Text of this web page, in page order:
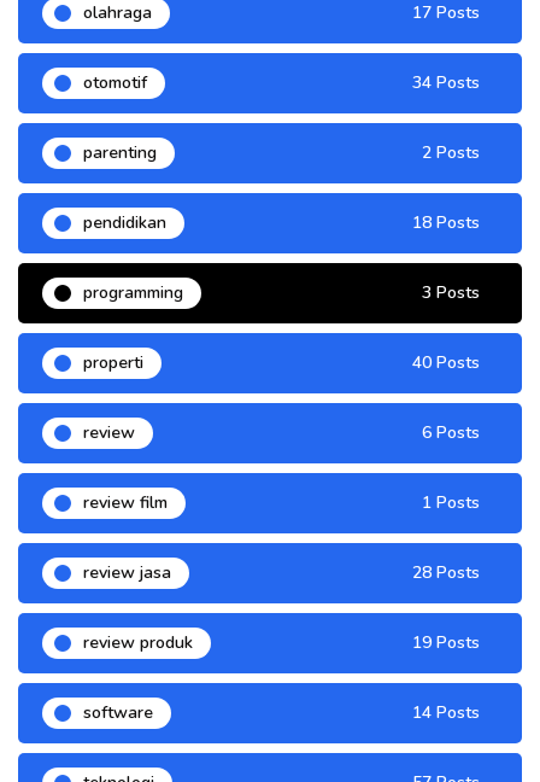
olahraga 17 Posts
otomotif 34 Posts
parenting 2 Posts
pendidikan 18 Posts
programming 3 Posts
properti 40 Posts
review 6 Posts
review film 1 Posts
review jasa 28 Posts
review produk 19 Posts
software 14 Posts